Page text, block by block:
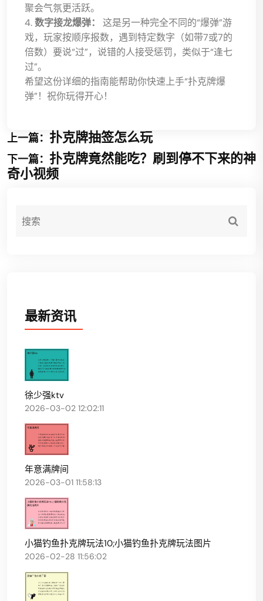
聚会气氛更活跃。
4.数字接龙爆弹：
这是另一种完全不同的“爆弹”游
戏，玩家按顺序报数，遇到特定数字（如带7或7的
倍数）要说“过”，说错的人接受惩罚，类似于“逢七
过”。
希望这份详细的指南能帮助你快速上手“扑克牌爆
弹”！祝你玩得开心！
上一篇： 扑克牌抽签怎么玩
下一篇： 扑克牌竟然能吃？刷到停不下来的神
奇小视频
最新资讯
徐少强ktv
2026-03-02 12:02:11
年意满牌间
2026-03-01 11:58:13
小猫钓鱼扑克牌玩法10;小猫钓鱼扑克牌玩法图片
2026-02-28 11:56:02